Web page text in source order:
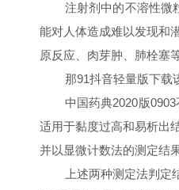
注射剂中的不溶性微
能对人体造成难以发现和潜在
原反应、肉芽肿、肺
那91抖音轻量版下载
中国药典2020版0903
适用于黏度过高和易析出结
并以显微计数法的测定结果
上述两种测定法判